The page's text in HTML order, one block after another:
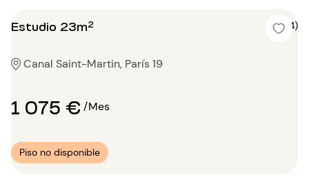
Estudio 23m² 5 (4)
Canal Saint-Martin, París 19
1 075 €/Mes
Piso no disponible